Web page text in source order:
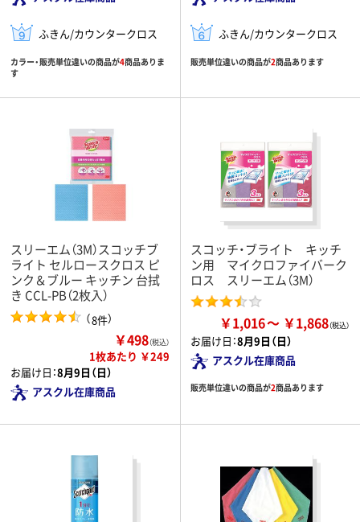
ふきん/カウンタークロス
カラー・販売単位違いの商品が4商品ありま
す
ふきん/カウンタークロス
販売単位違いの商品が2商品あります
スリーエム（3M）スコッチブ
ライト セルロースクロス ピ
ンク＆ブルー キッチン 台拭
き CCL-PB（2枚入）
（8件）
￥498（税込）
1枚あたり ￥249
お届け日：8月9日（日）
アスクル在庫商品
スコッチ・ブライト キッチ
ン用 マイクロファイバーク
ロス スリーエム（3M）
￥1,016 ￥1,868
お届け日：8月9日（日）
アスクル在庫商品
販売単位違いの商品が2商品あります